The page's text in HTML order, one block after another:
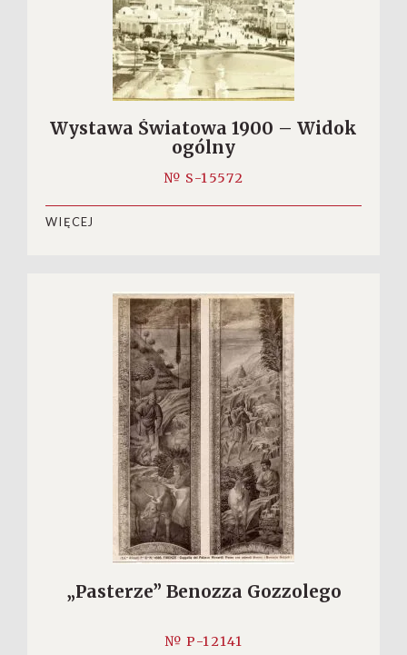
Wystawa Światowa 1900 – Widok
ogólny
№ S-15572
WIĘCEJ
„Pasterze” Benozza Gozzolego
№ P-12141